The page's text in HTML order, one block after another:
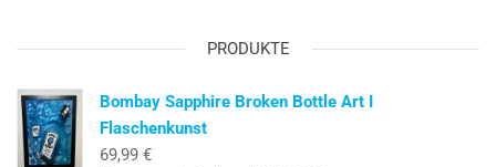
PRODUKTE
Bombay Sapphire Broken Bottle Art I
Flaschenkunst
69,99 €